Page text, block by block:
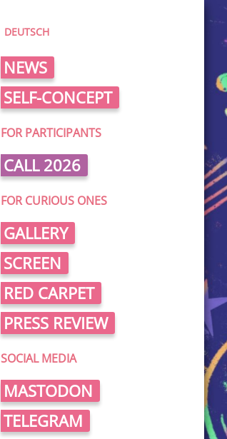
DEUTSCH
NEWS
SELF-CONCEPT
FOR PARTICIPANTS
CALL 2026
FOR CURIOUS ONES
GALLERY
SCREEN
RED CARPET
PRESS REVIEW
SOCIAL MEDIA
MASTODON
TELEGRAM